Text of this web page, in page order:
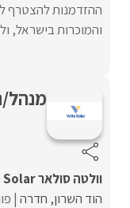
ההזדמנות להצטרף
והמוכרות בישראל,
מנהל/
וולטה סולאר Volta Solar
הוד השרון חדרה